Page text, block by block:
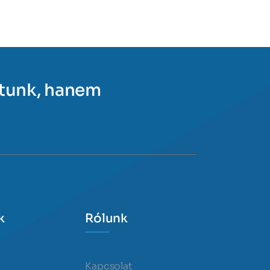
hanem
Rólunk
Kapcsolat